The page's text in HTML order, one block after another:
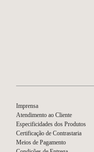
Imprensa
Atendimento ao Cliente
Especificidades dos Produtos
Certificação de Contrastaria
Meios de Pagamento